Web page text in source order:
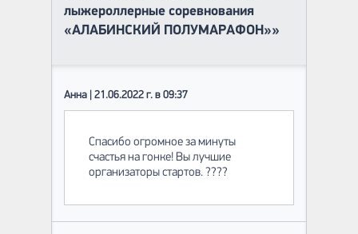
лыжероллерные соревнования
«АЛАБИНСКИЙ ПОЛУМАРАФОН»»
Анна | 21.06.2022 г. в 09:37
Спасибо огромное за минуты
счастья на гонке! Вы лучшие
организаторы стартов. ????